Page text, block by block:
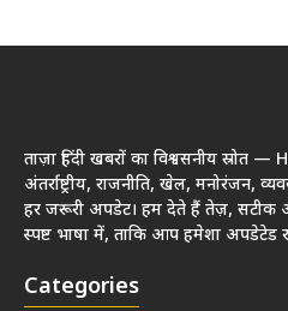
ताज़ा हिंदी खबरों का विश्वसनीय स्रोत —
अंतर्राष्ट्रीय, राजनीति, खेल, मनोरंजन,
हर जरूरी अपडेट। हम देते हैं तेज़, सटीक
स्पष्ट भाषा में, ताकि आप हमेशा अपडेटेड
Categories